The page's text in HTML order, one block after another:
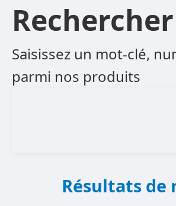
Saisissez un mot-clé,
parmi nos produits
Résultats de